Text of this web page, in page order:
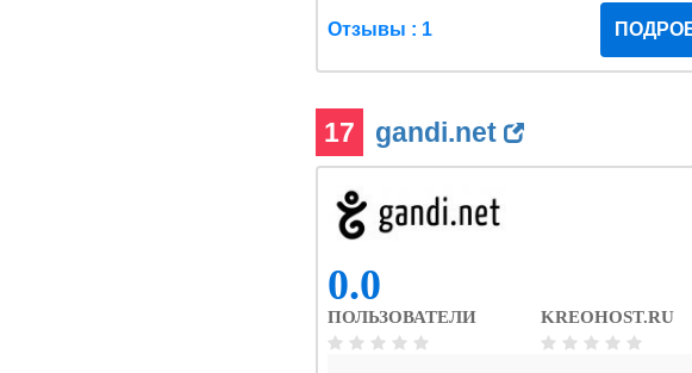
Отзывы : 1
17 gandi.net
0.0
ПОЛЬЗОВАТЕЛИ KREOHOST.RU